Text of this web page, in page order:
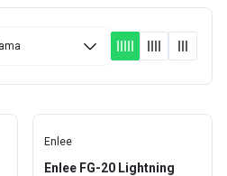
Enlee
Enlee FG-20 Lightning